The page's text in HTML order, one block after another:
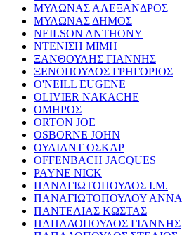
ΜΥΛΩΝΑΣ ΑΛΕΞΑΝΔΡΟΣ
ΜΥΛΩΝΑΣ ΔΗΜΟΣ
NEILSON ANTHONY
ΝΤΕΝΙΣΗ ΜΙΜΗ
ΞΑΝΘΟΥΛΗΣ ΓΙΑΝΝΗΣ
ΞΕΝΟΠΟΥΛΟΣ ΓΡΗΓΟΡΙΟΣ
O'NEILL EUGENE
OLIVIER NAKACHE
ΟΜΗΡΟΣ
ORTON JOE
OSBORNE JOHN
ΟΥΑΙΛΝΤ ΟΣΚΑΡ
OFFENBACH JACQUES
PAYNE NICK
ΠΑΝΑΓΙΩΤΟΠΟΥΛΟΣ Ι.Μ.
ΠΑΝΑΓΙΩΤΟΠΟΥΛΟΥ ΑΝΝΑ
ΠΑΝΤΕΛΙΑΣ ΚΩΣΤΑΣ
ΠΑΠΑΔΟΠΟΥΛΟΣ ΓΙΑΝΝΗΣ